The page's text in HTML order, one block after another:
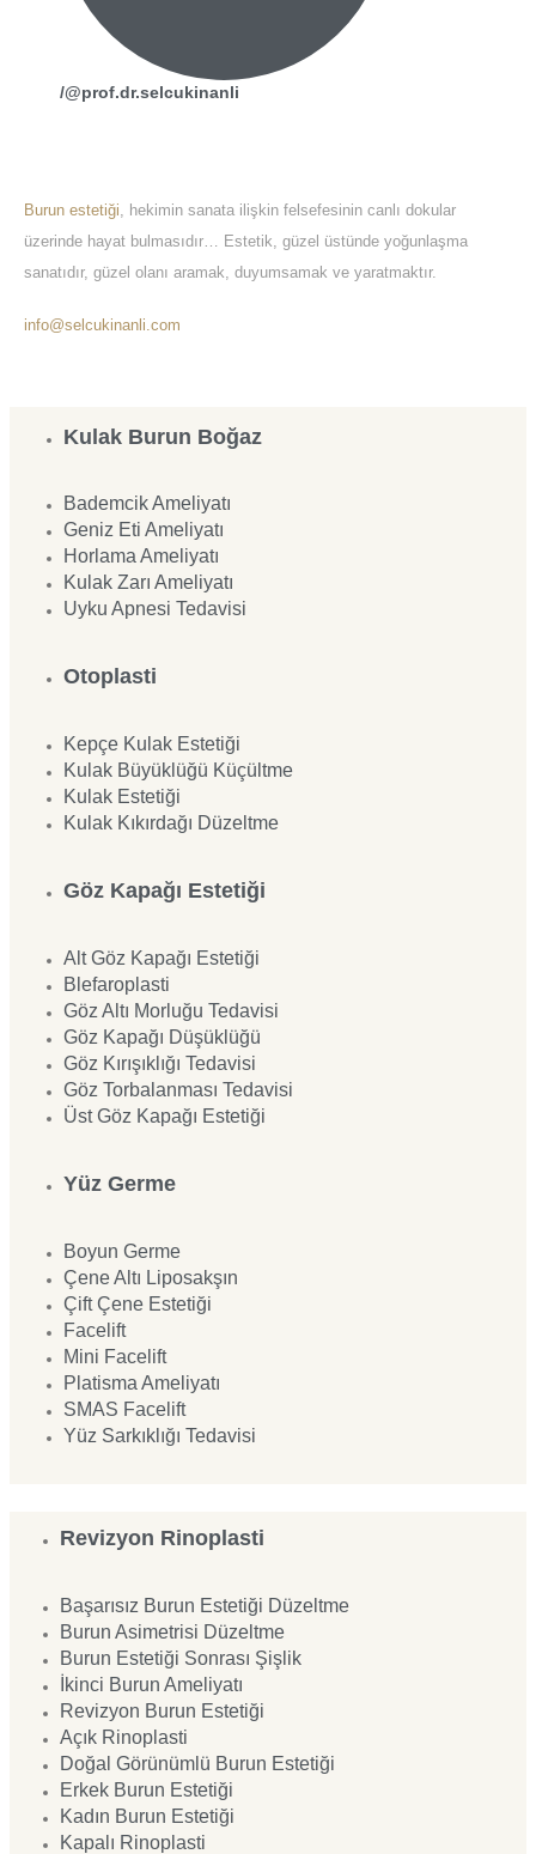
/@prof.dr.selcukinanli
Burun estetiği , hekimin sanata ilişkin felsefesinin canlı dokular
üzerinde hayat bulmasıdır… Estetik, güzel üstünde yoğunlaşma
sanatıdır, güzel olanı aramak, duyumsamak ve yaratmaktır.
info@selcukinanli.com
Kulak Burun Boğaz
Bademcik Ameliyatı
Geniz Eti Ameliyatı
Horlama Ameliyatı
Kulak Zarı Ameliyatı
Uyku Apnesi Tedavisi
Otoplasti
Kepçe Kulak Estetiği
Kulak Büyüklüğü Küçültme
Kulak Estetiği
Kulak Kıkırdağı Düzeltme
Göz Kapağı Estetiği
Alt Göz Kapağı Estetiği
Blefaroplasti
Göz Altı Morluğu Tedavisi
Göz Kapağı Düşüklüğü
Göz Kırışıklığı Tedavisi
Göz Torbalanması Tedavisi
Üst Göz Kapağı Estetiği
Yüz Germe
Boyun Germe
Çene Altı Liposakşın
Çift Çene Estetiği
Facelift
Mini Facelift
Platisma Ameliyatı
SMAS Facelift
Yüz Sarkıklığı Tedavisi
Revizyon Rinoplasti
Başarısız Burun Estetiği Düzeltme
Burun Asimetrisi Düzeltme
Burun Estetiği Sonrası Şişlik
İkinci Burun Ameliyatı
Revizyon Burun Estetiği
Açık Rinoplasti
Doğal Görünümlü Burun Estetiği
Erkek Burun Estetiği
Kadın Burun Estetiği
Kapalı Rinoplasti